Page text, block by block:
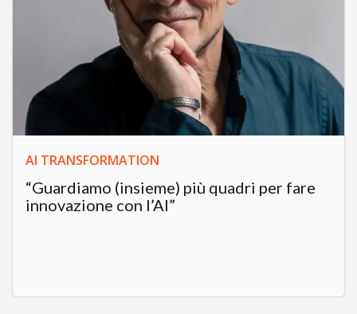
AI TRANSFORMATION
“Guardiamo (insieme) più quadri per fare
innovazione con l’AI”